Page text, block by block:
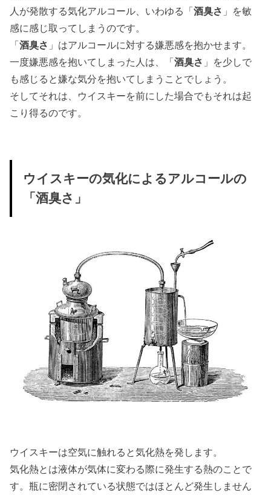
人が発散する気化アルコール、いわゆる「酒臭さ 」を敏
感に感じ取ってしまうのです。
「酒臭さ 」はアルコールに対する嫌悪感を抱かせます。
一度嫌悪感を抱いてしまった人は、「酒臭さ 」を少しで
も感じると嫌な気分を抱いてしまうことでしょう。
そしてそれは、ウイスキーを前にした場合でもそれは起
こり得るのです。
ウイスキーの気化によるアルコールの
「酒臭さ」
ウイスキーは空気に触れると気化熱を発します。
気化熱とは液体が気体に変わる際に発生する熱のことで
す。瓶に密閉されている状態ではほとんど発生しません